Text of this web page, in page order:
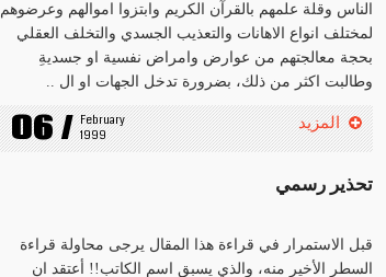
الناس وقلة علمهم بالقرآن الكريم وابتزوا اموالهم وعرضوهم
لمختلف انواع الاهانات والتعذيب الجسدي والتخلف العقلي
بحجة معالجتهم من عوارض وامراض نفسية او جسديةِ
وطالبت اكثر من ذلك، بضرورة تدخل الجهات او ال ..
06 / February
1999
المزيد
تحذير رسمي
قبل الاستمرار في قراءة هذا المقال يرجى محاولة قراءة
السطر الأخير منه، والذي يسبق اسم الكاتب!! أعتقد ان